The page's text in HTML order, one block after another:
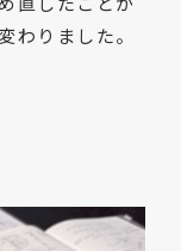
わりました。